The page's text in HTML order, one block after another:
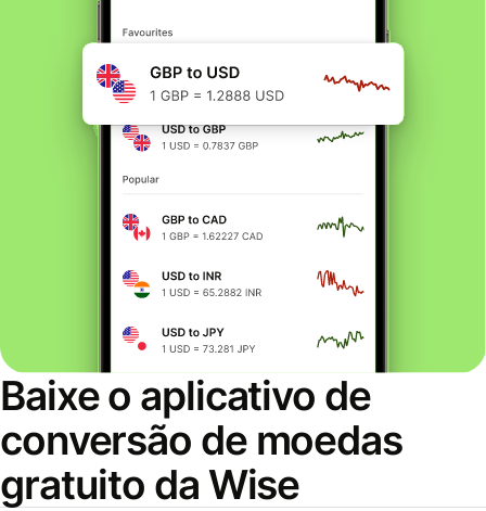
Baixe o aplicativo de
conversão de moedas
gratuito da Wise